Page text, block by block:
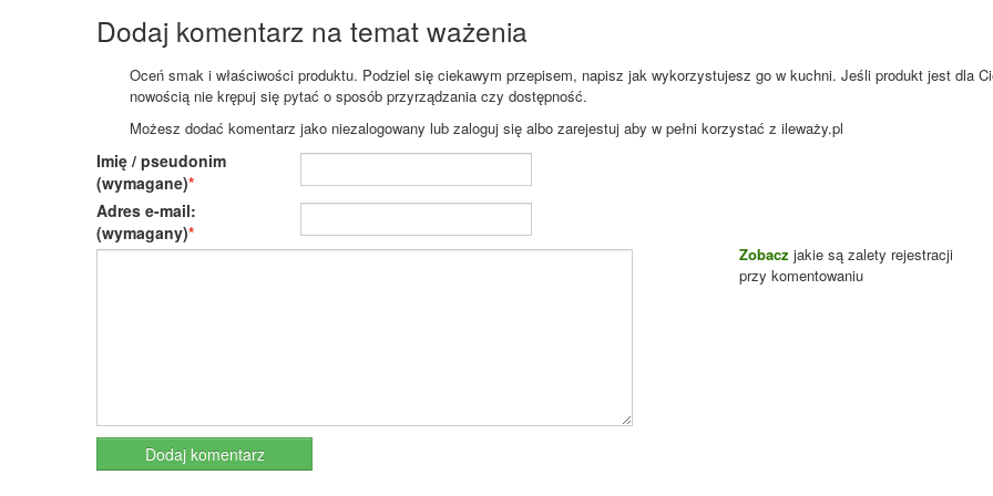
Dodaj komentarz na temat ważenia
Oceń smak i właściwości produktu. Podziel się ciekawym przepisem, napisz jak wykorzystujesz go w kuchni. Jeśli produkt jest dla
nowością nie krępuj się pytać o sposób przyrządzania czy dostępność.
Możesz dodać komentarz jako niezalogowany lub zaloguj się albo zarejestuj aby w pełni korzystać z ileważy.pl
Imię / pseudonim
(wymagane)
Adres e-mail:
(wymagany)
Zobacz jakie są zalety rejestracji
przy komentowaniu